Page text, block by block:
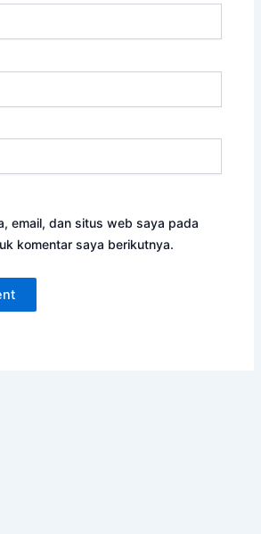
email, dan situs web saya pada
komentar saya berikutnya.